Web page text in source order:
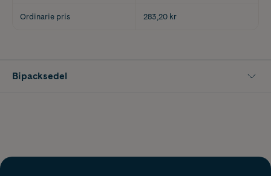
Ordinarie pris 283,20 kr
Bipacksedel